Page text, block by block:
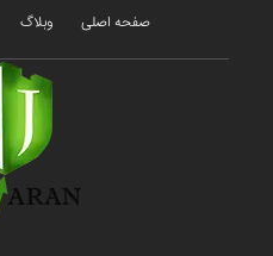
وبلاگ صفحه اصلی